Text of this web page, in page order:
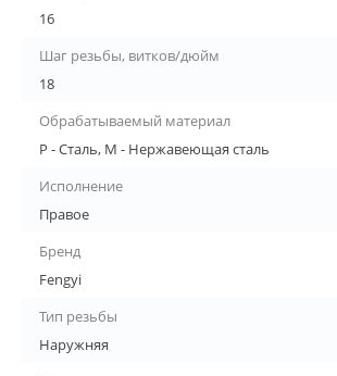
16
Шаг резьбы, витков/дюйм
18
Обрабатываемый материал
P - Сталь, M - Нержавеющая сталь
Исполнение
Правое
Бренд
Fengyi
Тип резьбы
Наружняя